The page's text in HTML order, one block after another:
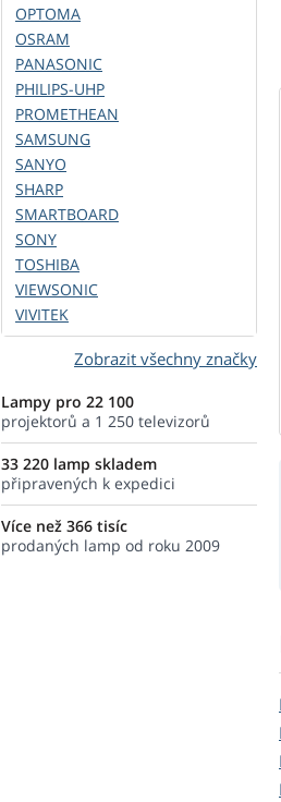
OPTOMA
OSRAM
PANASONIC
PHILIPS-UHP
PROMETHEAN
SAMSUNG
SANYO
SHARP
SMARTBOARD
SONY
TOSHIBA
VIEWSONIC
VIVITEK
Zobrazit všechny značky
Lampy pro 22 100
projektorů a 1 250 televizorů
33 220 lamp skladem
připravených k expedici
Více než 366 tisíc
prodaných lamp od roku 2009